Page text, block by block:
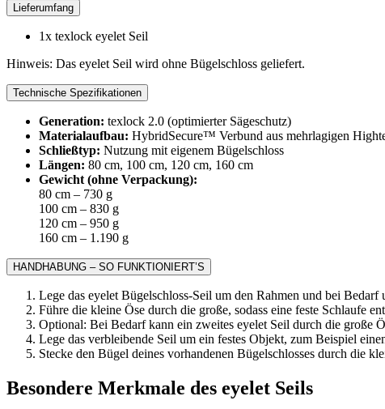
Lieferumfang
1x texlock eyelet Seil
Hinweis: Das eyelet Seil wird ohne Bügelschloss geliefert.
Technische Spezifikationen
Generation: texlock 2.0 (optimierter Sägeschutz)
Materialaufbau: HybridSecure™ Verbund aus mehrlagigen
Schließtyp: Nutzung mit eigenem Bügelschloss
Längen: 80 cm, 100 cm, 120 cm, 160 cm
Gewicht (ohne Verpackung):
80 cm – 730 g
100 cm – 830 g
120 cm – 950 g
160 cm – 1.190 g
HANDHABUNG – SO FUNKTIONIERT’S
Lege das eyelet Bügelschloss-Seil um den Rahmen und bei
Führe die kleine Öse durch die große, sodass eine feste Schlaufe
Optional: Bei Bedarf kann ein zweites eyelet Seil durch die große
Lege das verbleibende Seil um ein festes Objekt, zum Beispiel
Stecke den Bügel deines vorhandenen Bügelschlosses durch die
Besondere Merkmale des eyelet Seils